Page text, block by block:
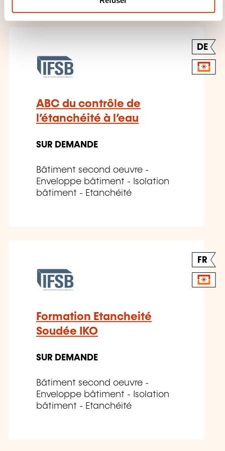
n
VOUS INTÉRESSER
DE
ABC du contrôle de
l’étanchéité à l’eau
SUR DEMANDE
Bâtiment second oeuvre -
Enveloppe bâtiment - Isolation
bâtiment - Etanchéité
FR
Formation Etancheité
Soudée IKO
SUR DEMANDE
Bâtiment second oeuvre -
Enveloppe bâtiment - Isolation
bâtiment - Etanchéité